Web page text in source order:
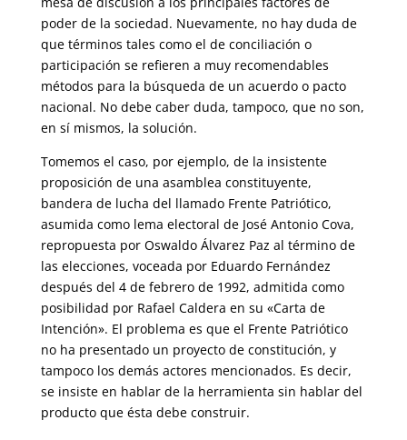
poder de la sociedad. Nuevamente, no hay duda de
que términos tales como el de conciliación o
participación se refieren a muy recomendables
métodos para la búsqueda de un acuerdo o pacto
nacional. No debe caber duda, tampoco, que no son,
en sí mismos, la solución.
Tomemos el caso, por ejemplo, de la insistente
proposición de una asamblea constituyente,
bandera de lucha del llamado Frente Patriótico,
asumida como lema electoral de José Antonio Cova,
repropuesta por Oswaldo Álvarez Paz al término de
las elecciones, voceada por Eduardo Fernández
después del 4 de febrero de 1992, admitida como
posibilidad por Rafael Caldera en su «Carta de
Intención». El problema es que el Frente Patriótico
no ha presentado un proyecto de constitución, y
tampoco los demás actores mencionados. Es decir,
se insiste en hablar de la herramienta sin hablar del
producto que ésta debe construir.